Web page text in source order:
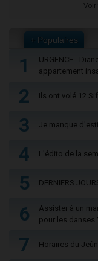
+ Populaires
1
URGENCE -
appartement
2 Ils ont volé 12
3 Je manque
4 L'édito de la
5 DERNIERS
6
Assister à un
pour les danses
7 Horaires du